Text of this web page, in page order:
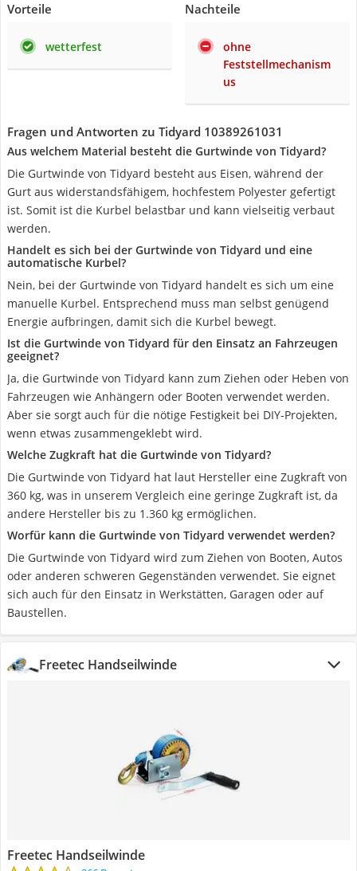
Vorteile
wetterfest
Nachteile
ohne
Feststellmechanism
us
Fragen und Antworten zu Tidyard 10389261031
Aus welchem Material besteht die Gurtwinde von Tidyard?
Die Gurtwinde von Tidyard besteht aus Eisen, während der
Gurt aus widerstandsfähigem, hochfestem Polyester gefertigt
ist. Somit ist die Kurbel belastbar und kann vielseitig verbaut
werden.
Handelt es sich bei der Gurtwinde von Tidyard und eine
automatische Kurbel?
Nein, bei der Gurtwinde von Tidyard handelt es sich um eine
manuelle Kurbel. Entsprechend muss man selbst genügend
Energie aufbringen, damit sich die Kurbel bewegt.
Ist die Gurtwinde von Tidyard für den Einsatz an Fahrzeugen
geeignet?
Ja, die Gurtwinde von Tidyard kann zum Ziehen oder Heben von
Fahrzeugen wie Anhängern oder Booten verwendet werden.
Aber sie sorgt auch für die nötige Festigkeit bei DIY-Projekten,
wenn etwas zusammengeklebt wird.
Welche Zugkraft hat die Gurtwinde von Tidyard?
Die Gurtwinde von Tidyard hat laut Hersteller eine Zugkraft von
360 kg, was in unserem Vergleich eine geringe Zugkraft ist, da
andere Hersteller bis zu 1.360 kg ermöglichen.
Worfür kann die Gurtwinde von Tidyard verwendet werden?
Die Gurtwinde von Tidyard wird zum Ziehen von Booten, Autos
oder anderen schweren Gegenständen verwendet. Sie eignet
sich auch für den Einsatz in Werkstätten, Garagen oder auf
Baustellen.
Freetec Handseilwinde
Freetec Handseilwinde